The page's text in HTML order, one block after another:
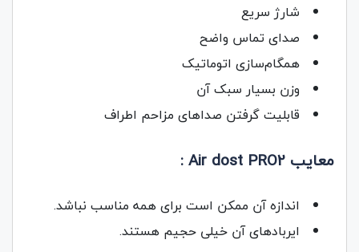
شارژ سریع
صدای تماس واضح
همگام‌سازی اتوماتیک
وزن بسیار سبک آن
قابلیت گرفتن صداهای مزاحم اطراف
معایب Air dost PRO2 :
اندازه آن ممکن است برای همه مناسب نباشد.
ایربادهای آن خیلی حجیم هستند.